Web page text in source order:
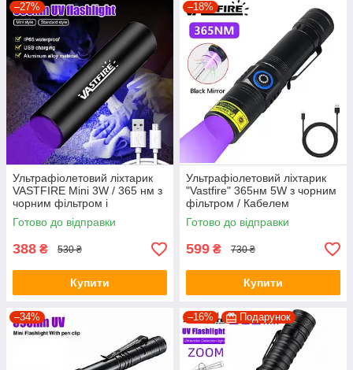
–27%
Ультрафіолетовий ліхтарик
VASTFIRE Mini 3W / 365 нм з
чорним фільтром і
акумулятором, що
перезаряджається / UV LED
Готово до відправки
388 ₴ 530 ₴
Купити
–18%
Ультрафіолетовий ліхтарик
"Vastfire" 365нм 5W з чорним
фільтром / Кабелем
заряджання Type-C / UV LED
Готово до відправки
599 ₴ 730 ₴
Купити
–34% –16% Подарунок